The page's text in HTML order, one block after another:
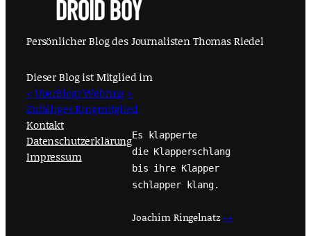
Persönlicher Blog des Journalisten Thomas Riedel
Dieser Blog ist Mitglied im
< UberBlogr Webring >
Zufälliges Ringmitglied
Kontakt
Datenschutzerklärung
Impressum
Es klapperte
die Klapperschlang
bis ihre Klapper
schlapper klang.
Joachim Ringelnatz→